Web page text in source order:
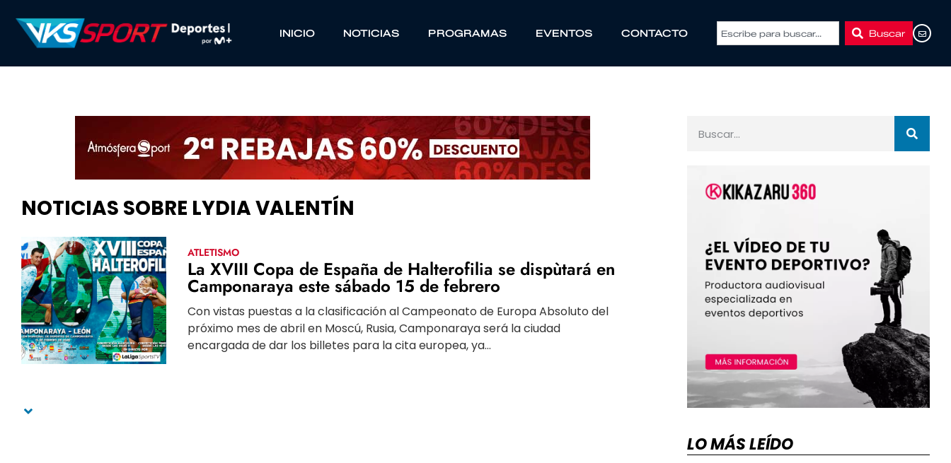
INICIO NOTICIAS PROGRAMAS EVENTOS CONTACTO Buscar
NOTICIAS SOBRE LYDIA VALENTÍN
ATLETISMO
La XVIII Copa de España de Halterofilia se dispùtará en
Camponaraya este sábado 15 de febrero
Con vistas puestas a la clasificación al Campeonato de Europa Absoluto del
próximo mes de abril en Moscú, Rusia, Camponaraya será la ciudad
encargada de dar los billetes para la cita europea, ya...
LO MÁS LEÍDO